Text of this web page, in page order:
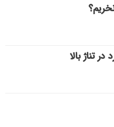
تناژ بالا